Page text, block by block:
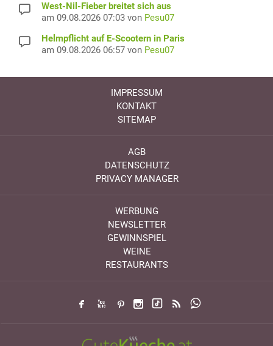
West-Nil-Fieber breitet sich aus
am 09.08.2026 07:03 von Pesu07
Helmpflicht auf E-Scootern in Paris
am 09.08.2026 06:57 von Pesu07
IMPRESSUM
KONTAKT
SITEMAP
AGB
DATENSCHUTZ
PRIVACY MANAGER
WERBUNG
NEWSLETTER
GEWINNSPIEL
WEINE
RESTAURANTS